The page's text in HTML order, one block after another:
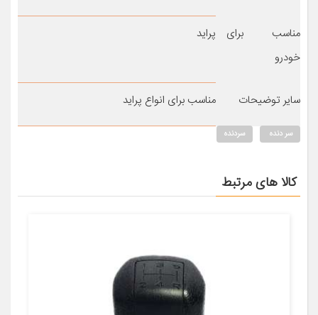
مناسب برای
خودرو
پراید
سایر توضیحات مناسب برای انواع پراید
سر دنده سردنده
کالا های مرتبط